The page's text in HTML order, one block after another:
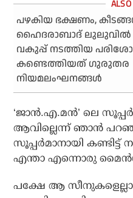
പഴകിയ ഭക്ഷണം,
ഹൈദരാബാദ് ലുലുവില്‍
വകുപ്പ് നടത്തിയ
കണ്ടെത്തിയത് ഗുരുതര
നിയമലംഘനങ്ങള്‍
‘ജാൻ.എ.മൻ’ ലെ
ആവില്ലെന്ന് ഞാൻ
സൂപ്പർമാനായി കണ്ടിട്ട്
എന്താ എന്നൊരു
പക്ഷേ ആ